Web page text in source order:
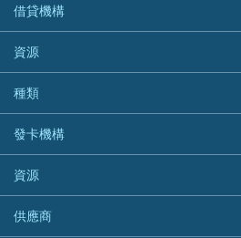
私人貸款比較
稅季/稅務貸款
網上貸款
結餘轉戶(清卡數貸款)
銀行貸款
財務公司貸款
免入息貸款
免TU貸款
急借錢
借貸機構
BEA 東亞銀行
BOC 中國銀行
Cashing Pro 優尚信貸
CCB(Asia) 中國建設銀行 (亞洲)
Citibank 花旗銀行
CNCBI 信銀國際
CreFIT 維信
DBS 星展銀行
資源
如何申請個人貸款
如何管理個人貸款
個人貸款有用資訊
清卡數貸款教學
循環貸款教學
個人化貸款產品推介 🔥全新
種類
網購優惠
精選外幣網購信用卡
尊尚信用卡
公司信用卡
發卡機構
Citibank花旗銀行
AE美國運通
DBS星展銀行
資源
Black Friday優惠
供應商